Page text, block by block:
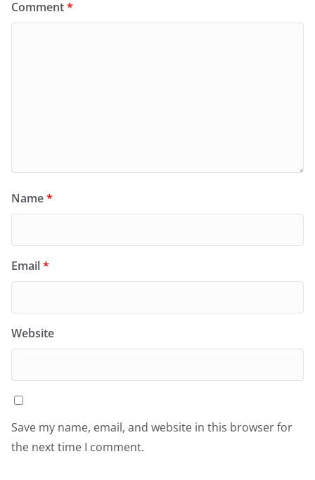
Comment*
Name*
Email*
Website
Save my name, email, and website in this browser for
the next time I comment.